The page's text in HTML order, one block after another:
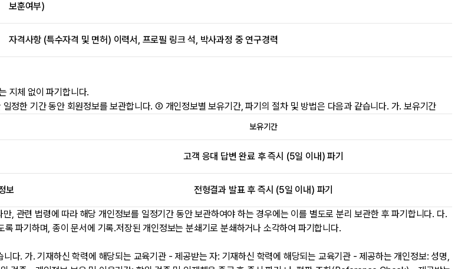
보훈여부)
자격사항 (특수자격 및 면허) 이력서, 프로필 링크 석, 박사과정 중 연구경력
지체 없이 파기합니다.
정한 기간 동안 회원정보를 보관합니다. ② 개인정보별 보유기간, 파기의 절차 및 방법은 다음과 같습니다. 가. 보유기간
보유기간
고객 응대 답변 완료 후 즉시 (5일 이내) 파기
보 전형결과 발표 후 즉시 (5일 이내) 파기
, 관련 법령에 따라 해당 개인정보를 일정기간 동안 보관하여야 하는 경우에는 이를 별도로 분리 보관한 후 파기합니다. 다.
파기하며, 종이 문서에 기록․저장된 개인정보는 분쇄기로 분쇄하거나 소각하여 파기합니다.
다. 가. 기재하신 학력에 해당되는 교육기관 - 제공받는 자: 기재하신 학력에 해당되는 교육기관 - 제공하는 개인정보: 성명,